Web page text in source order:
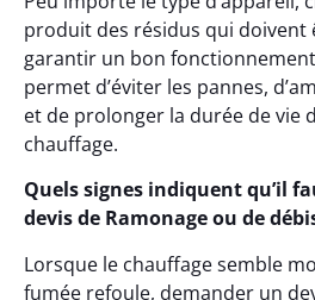
produit des résidus qui
garantir un bon
permet d’éviter les pannes,
et de prolonger la durée de vie
chauffage.
Quels signes indiquent qu’il
devis de Ramonage ou de
Lorsque le chauffage semble
fumée refoule, demander un